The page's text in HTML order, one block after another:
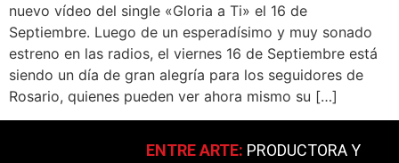
nuevo vídeo del single «Gloria a Ti» el 16 de
Septiembre. Luego de un esperadísimo y muy sonado
estreno en las radios, el viernes 16 de Septiembre está
siendo un día de gran alegría para los seguidores de
Rosario, quienes pueden ver ahora mismo su […]
ENTRE ARTE: PRODUCTORA Y